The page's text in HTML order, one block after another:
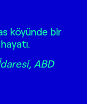
köyünde bir
ABD